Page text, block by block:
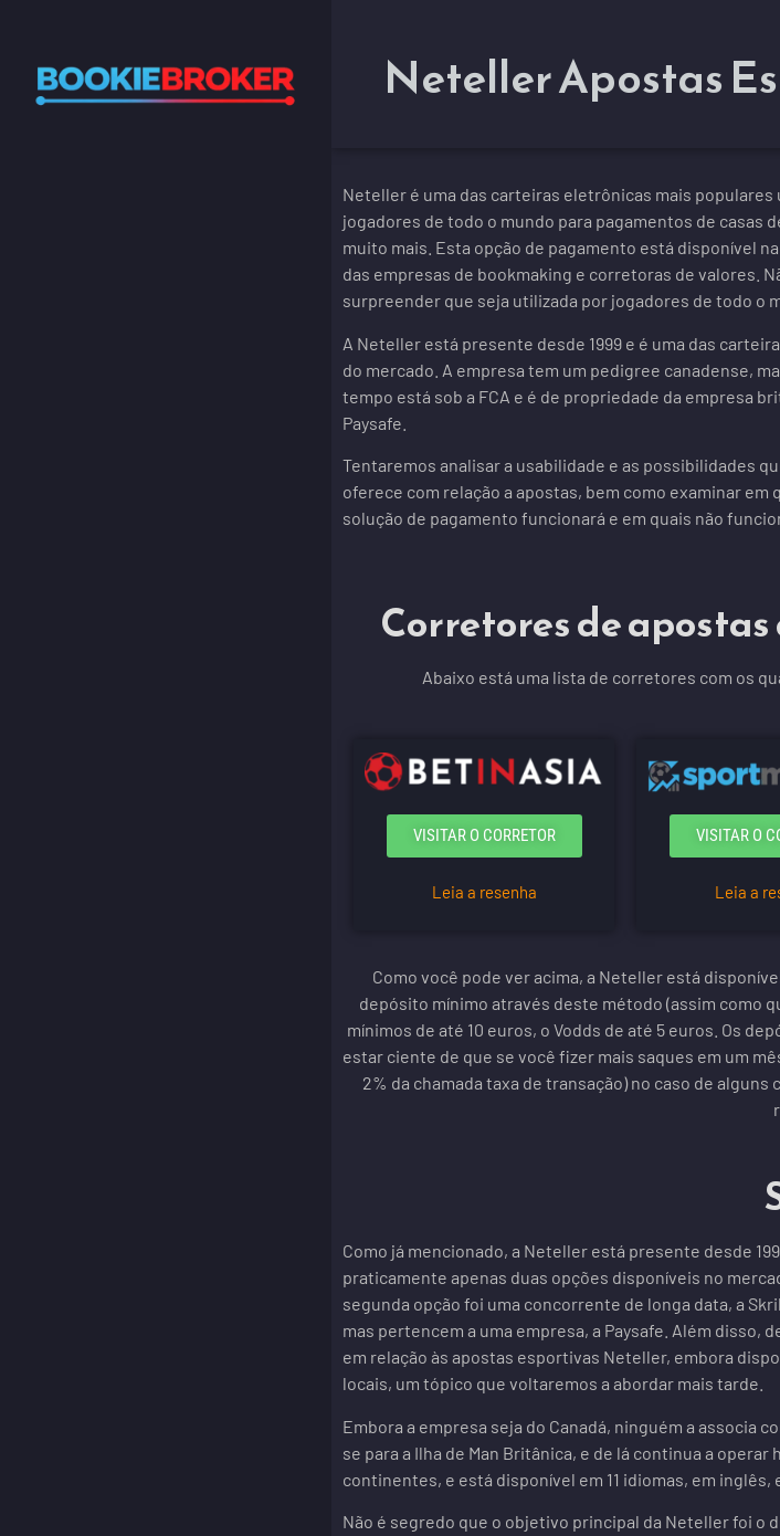
Neteller Apostas
Neteller é uma das carteiras eletrônicas mais populares
jogadores de todo o mundo para pagamentos de casas
muito mais. Esta opção de pagamento está disponível
das empresas de bookmaking e corretoras de valores.
surpreender que seja utilizada por jogadores de todo o
A Neteller está presente desde 1999 e é uma das
do mercado. A empresa tem um pedigree canadense,
tempo está sob a FCA e é de propriedade da empresa
Paysafe.
Tentaremos analisar a usabilidade e as possibilidades
oferece com relação a apostas, bem como examinar em
solução de pagamento funcionará e em quais não
Corretores de
Abaixo está uma lista de corretores com os
VISITAR O CORRETOR
Leia a resenha
VISITAR O
Leia a
Como você pode ver acima, a Neteller está
depósito mínimo através deste método (assim como
mínimos de até 10 euros, o Vodds de até 5 euros. Os
estar ciente de que se você fizer mais saques em um
2% da chamada taxa de transação) no caso de
Como já mencionado, a Neteller está presente desde
praticamente apenas duas opções disponíveis no
segunda opção foi uma concorrente de longa data, a
mas pertencem a uma empresa, a Paysafe. Além
em relação às apostas esportivas Neteller, embora
locais, um tópico que voltaremos a abordar mais tarde.
Embora a empresa seja do Canadá, ninguém a associa
se para a Ilha de Man Britânica, e de lá continua a
continentes, e está disponível em 11 idiomas, em
Não é segredo que o objetivo principal da Neteller foi o